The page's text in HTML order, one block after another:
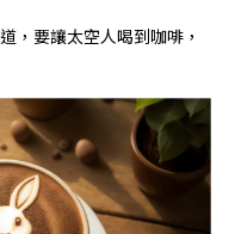
，要讓太空人喝到咖啡，